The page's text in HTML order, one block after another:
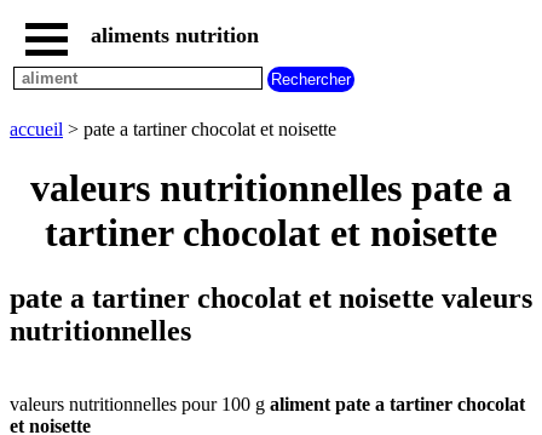
accueil
tous
aliments
aliments
riches
aliments
par
familles
A B C
aliments nutrition
accueil > pate a tartiner chocolat et noisette
valeurs nutritionnelles pate a
tartiner chocolat et noisette
pate a tartiner chocolat et noisette valeurs
nutritionnelles
valeurs nutritionnelles pour 100 g aliment pate a tartiner chocolat
et noisette